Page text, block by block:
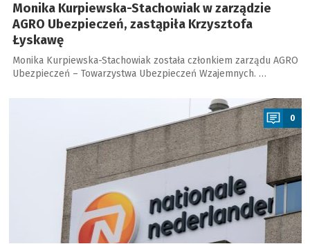
Monika Kurpiewska-Stachowiak w zarządzie
AGRO Ubezpieczeń, zastąpiła Krzysztofa
Łyskawę
Monika Kurpiewska-Stachowiak została członkiem zarządu AGRO
Ubezpieczeń – Towarzystwa Ubezpieczeń Wzajemnych. …
0